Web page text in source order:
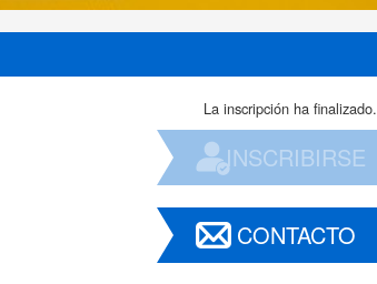
La inscripción ha finalizado.
INSCRIBIRSE
CONTACTO